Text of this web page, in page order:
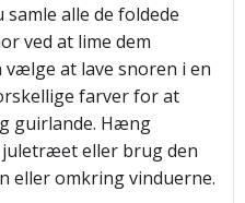
alle de foldede
ved at lime dem
vælge at lave snoren i en
farver for at
guirlande. Hæng
eller brug den
eller omkring vinduerne.